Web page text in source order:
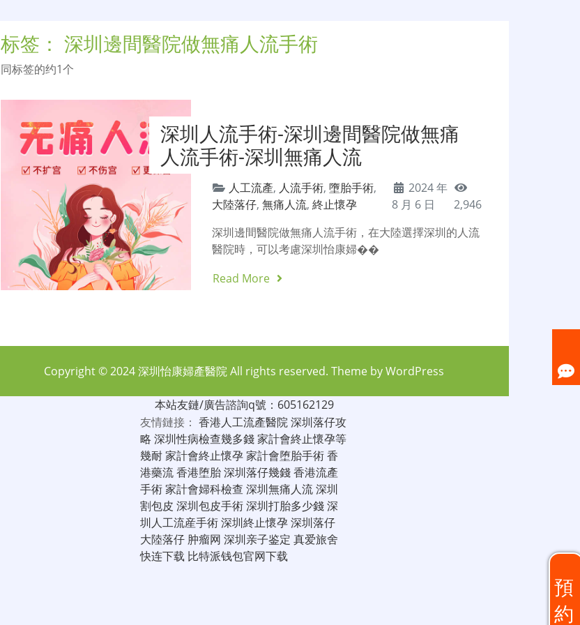
标签： 深圳邊間醫院做無痛人流手術
同标签的约1个
深圳人流手術-深圳邊間醫院做無痛
人流手術-深圳無痛人流
人工流產, 人流手術,墮胎手術,
大陸落仔,無痛人流,終止懷孕
2024 年
8 月 6 日
2,946
深圳邊間醫院做無痛人流手術，在大陸選擇深圳的人流
醫院時，可以考慮深圳怡康婦��
Read More
預
約
Copyright © 2024深圳怡康婦產醫院All rights reserved. Theme byWordPress
本站友鏈/廣告諮詢q號：605162129
友情鏈接： 香港人工流產醫院深圳落仔攻
略 深圳性病檢查幾多錢家計會終止懷孕等
幾耐家計會終止懷孕家計會堕胎手術香
港藥流香港堕胎深圳落仔幾錢香港流產
手術家計會婦科檢查 深圳無痛人流深圳
割包皮 深圳包皮手術深圳打胎多少錢深
圳人工流産手術深圳終止懷孕深圳落仔
大陸落仔 肿瘤网 深圳亲子鉴定 真爱旅舍
快连下载 比特派钱包官网下载